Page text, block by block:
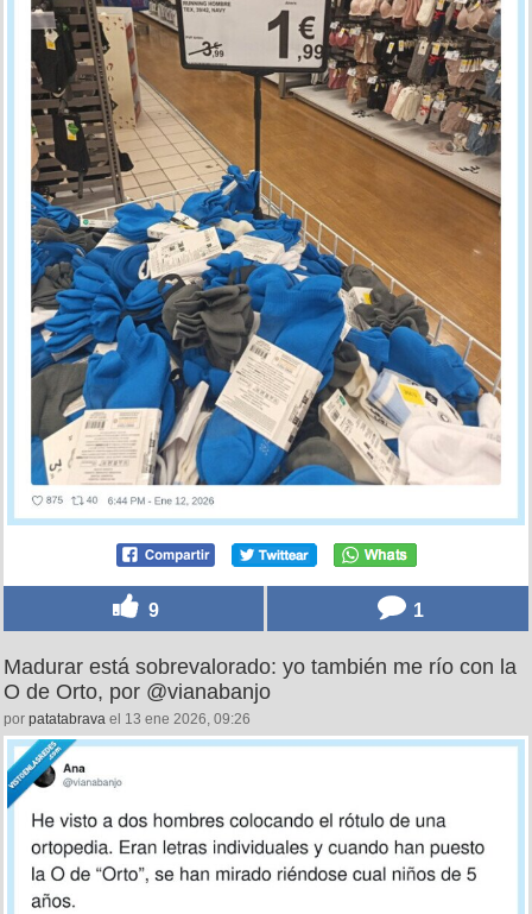
9 1
Madurar está sobrevalorado: yo también me río con la
O de Orto, por @vianabanjo
por patatabrava el 13 ene 2026, 09:26